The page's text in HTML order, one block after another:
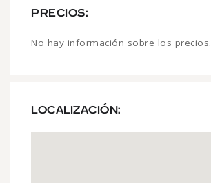
PRECIOS:
No hay información sobre los precios.
LOCALIZACIÓN: